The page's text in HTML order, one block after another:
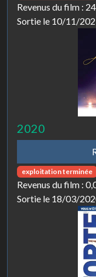
Revenus du film :
Sortie le 10/11/
2020
exploitation terminée
Revenus du film :
Sortie le 18/03/